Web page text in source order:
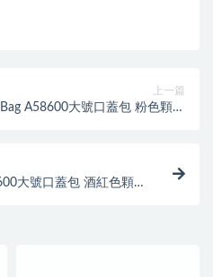
上一篇
Bag A58600大號口蓋包 粉色顆粒
大號口蓋包 酒紅色顆